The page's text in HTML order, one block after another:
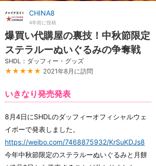
CHINA8
4年前に投稿
爆買い代購屋の裏技！中秋節限定
ステラルーぬいぐるみの争奪戦
SHDL：ダッフィー・グッズ
★★★★★ 2021年8月に訪問
いきなり発売発表
8月4日にSHDLのダッフィーオフィシャルウェ
イボーで発表しました。
https://weibo.com/7468875932/KrSuKDJs8
今年中秋節限定のステラルーぬいぐるみと月餅